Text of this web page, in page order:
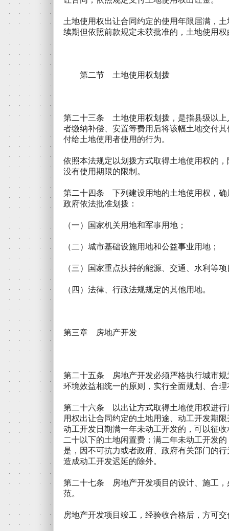
土地使用权出让合同约定的使用年限届满，
续期但依照前款规定未获批准的，土地使用
第二节 土地使用权划拨
第二十三条 土地使用权划拨，是指县级以上
者缴纳补偿、安置等费用后将该幅土地交付
付给土地使用者使用的行为。
依照本法规定以划拨方式取得土地使用权的
没有使用期限的限制。
第二十四条 下列建设用地的土地使用权，确
政府依法批准划拨：
（一）国家机关用地和军事用地；
（二）城市基础设施用地和公益事业用地；
（三）国家重点扶持的能源、交通、水利等
（四）法律、行政法规规定的其他用地。
第三章 房地产开发
第二十五条 房地产开发必须严格执行城市规
环境效益相统一的原则，实行全面规划、合
第二十六条 以出让方式取得土地使用权进行
用权出让合同约定的土地用途、动工开发期
动工开发日期满一年未动工开发的，可以征
二十以下的土地闲置费；满二年未动工开发
是，因不可抗力或者政府、政府有关部门的
造成动工开发迟延的除外。
第二十七条 房地产开发项目的设计、施工，
范。
房地产开发项目竣工，经验收合格后，方可